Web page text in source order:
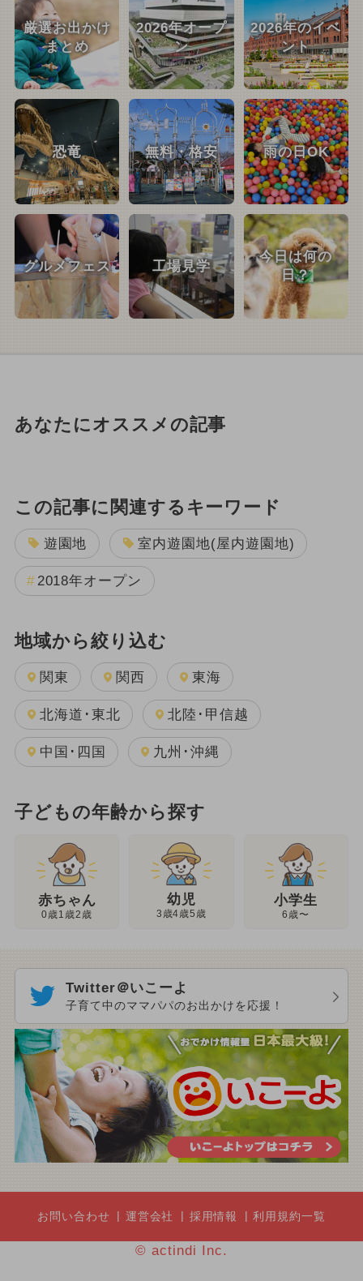
厳選お出かけ
まとめ
2026年オープ
ン
2026年のイベ
ント
恐竜 無料・格安 雨の日OK
グルメフェス 工場見学
今日は何の
日？
あなたにオススメの記事
この記事に関連するキーワード
遊園地 室内遊園地(屋内遊園地)
2018年オープン
地域から絞り込む
関東 関西 東海
北海道･東北 北陸･甲信越
中国･四国 九州･沖縄
子どもの年齢から探す
赤ちゃん
0歳1歳2歳
幼児
3歳4歳5歳
小学生
6歳〜
Twitter＠いこーよ
子育て中のママパパのお出かけを応援！
お問い合わせ 運営会社 採用情報 利用規約一覧
© actindi Inc.